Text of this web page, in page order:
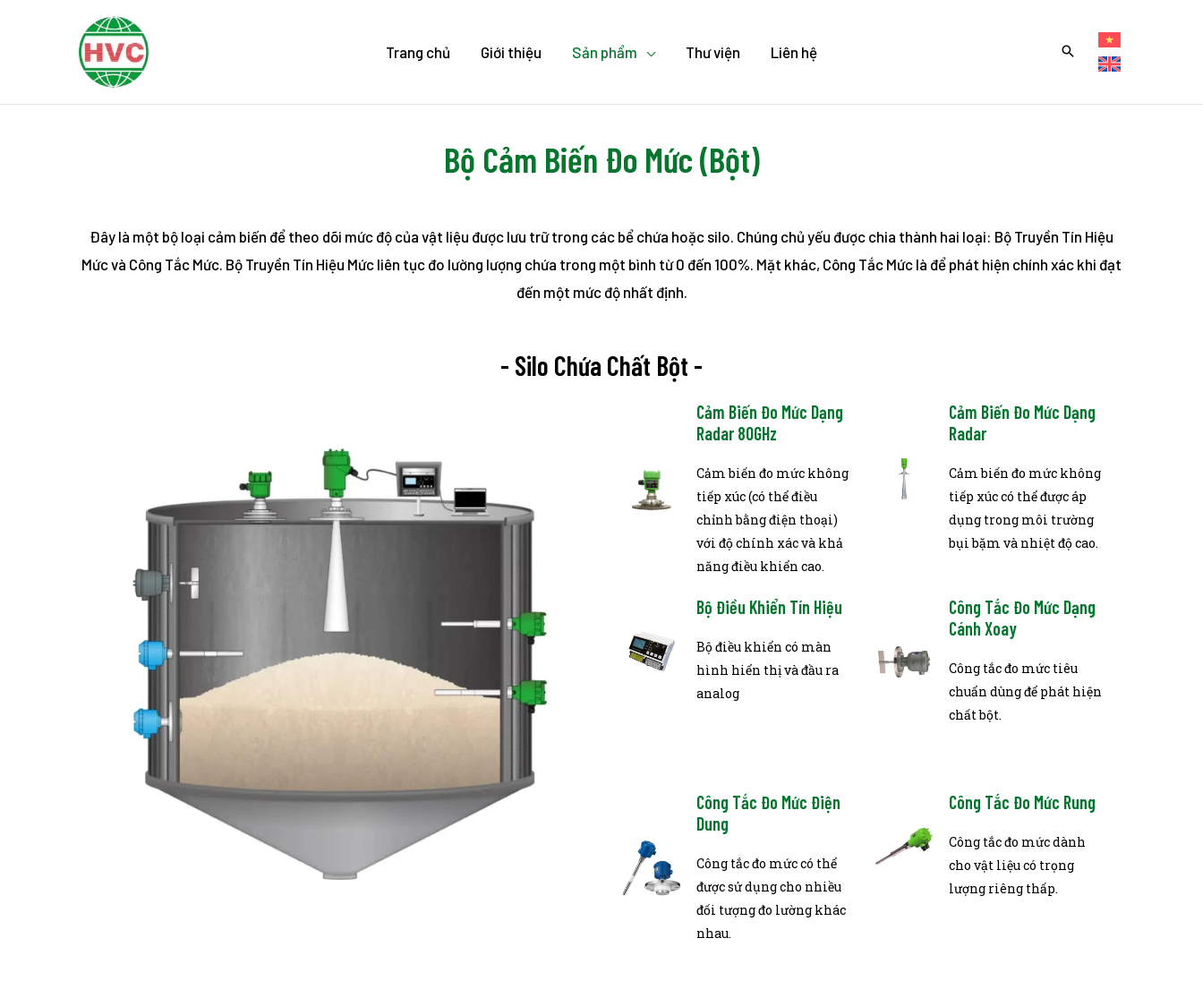
Trang chủ Giới thiệu Sản phẩm Thư viện Liên hệ
Bộ Cảm Biến Đo Mức (Bột)
Đây là một bộ loại cảm biến để theo dõi mức độ của vật liệu được lưu trữ trong các bể chứa hoặc silo. Chúng chủ yếu được chia thành hai loại: Bộ Truyền Tín Hiệu
Mức và Công Tắc Mức. Bộ Truyền Tín Hiệu Mức liên tục đo lường lượng chứa trong một bình từ 0 đến 100%. Mặt khác, Công Tắc Mức là để phát hiện chính xác khi đạt
đến một mức độ nhất định.
- Silo Chứa Chất Bột -
Cảm Biến Đo Mức Dạng
Radar 80GHz
Cảm biến đo mức không
tiếp xúc (có thể điều
chỉnh bằng điện thoại)
với độ chính xác và khả
năng điều khiển cao.
Cảm Biến Đo Mức Dạng
Radar
Cảm biến đo mức không
tiếp xúc có thể được áp
dụng trong môi trường
bụi bặm và nhiệt độ cao.
Bộ Điều Khiển Tín Hiệu
Bộ điều khiển có màn
hình hiển thị và đầu ra
analog
Công Tắc Đo Mức Dạng
Cánh Xoay
Công tắc đo mức tiêu
chuẩn dùng để phát hiện
chất bột.
Công Tắc Đo Mức Điện
Dung
Công tắc đo mức có thể
được sử dụng cho nhiều
đối tượng đo lường khác
nhau.
Công Tắc Đo Mức Rung
Công tắc đo mức dành
cho vật liệu có trọng
lượng riêng thấp.